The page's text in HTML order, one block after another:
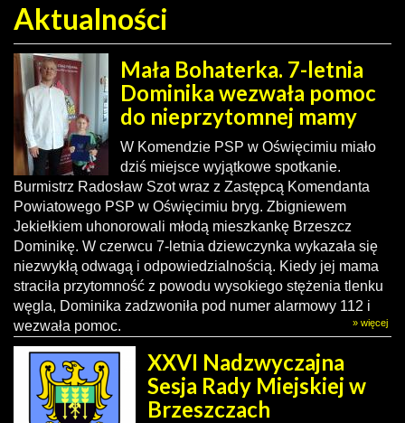
Aktualności
Mała Bohaterka. 7-letnia
Dominika wezwała pomoc
do nieprzytomnej mamy
W Komendzie PSP w Oświęcimiu miało
dziś miejsce wyjątkowe spotkanie.
Burmistrz Radosław Szot wraz z Zastępcą Komendanta
Powiatowego PSP w Oświęcimiu bryg. Zbigniewem
Jekiełkiem uhonorowali młodą mieszkankę Brzeszcz
Dominikę. W czerwcu 7-letnia dziewczynka wykazała się
niezwykłą odwagą i odpowiedzialnością. Kiedy jej mama
straciła przytomność z powodu wysokiego stężenia tlenku
węgla, Dominika zadzwoniła pod numer alarmowy 112 i
wezwała pomoc.
» więcej
XXVI Nadzwyczajna
Sesja Rady Miejskiej w
Brzeszczach